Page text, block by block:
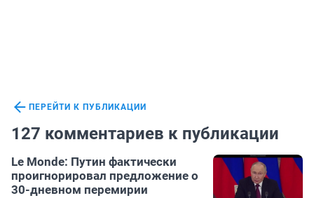
ПЕРЕЙТИ К ПУБЛИКАЦИИ
127 комментариев к публикации
Le Monde: Путин фактически
проигнорировал предложение о
30-дневном перемирии